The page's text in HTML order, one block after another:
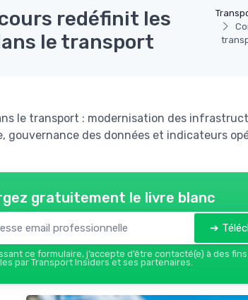
redéfinit les
le transport
le transport : modernisation des
des données et indicateurs
gratuitement le livre blanc
➔
ce formulaire, j’accepte d’être contacté(e) à des fins
par Transport Insiders et ses partenaires.